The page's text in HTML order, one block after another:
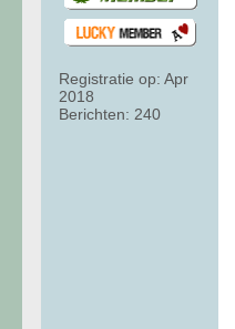
Registratie op: Apr
2018
Berichten: 240